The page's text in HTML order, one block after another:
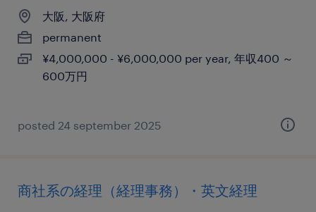
大阪, 大阪府
permanent
¥4,000,000 - ¥6,000,000 per year, 年収400 ～
600万円
posted 24 september 2025
商社系の経理（経理事務）・英文経理